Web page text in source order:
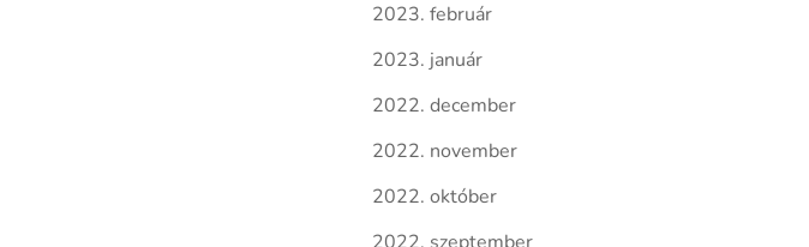
2023. február
2023. január
2022. december
2022. november
2022. október